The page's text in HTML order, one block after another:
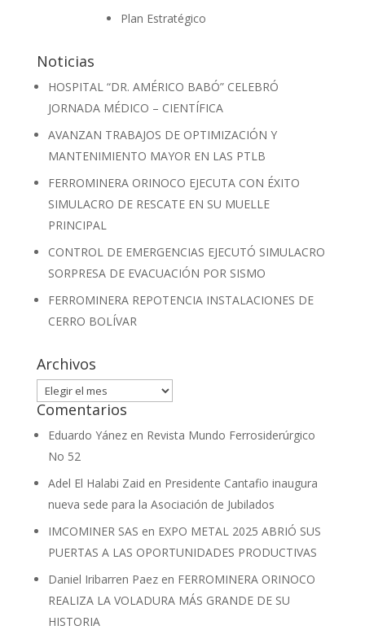
Plan Estratégico
Noticias
HOSPITAL “DR. AMÉRICO BABÓ” CELEBRÓ
JORNADA MÉDICO – CIENTÍFICA
AVANZAN TRABAJOS DE OPTIMIZACIÓN Y
MANTENIMIENTO MAYOR EN LAS PTLB
FERROMINERA ORINOCO EJECUTA CON ÉXITO
SIMULACRO DE RESCATE EN SU MUELLE
PRINCIPAL
CONTROL DE EMERGENCIAS EJECUTÓ SIMULACRO
SORPRESA DE EVACUACIÓN POR SISMO
FERROMINERA REPOTENCIA INSTALACIONES DE
CERRO BOLÍVAR
Archivos
Archivos
Comentarios
Eduardo Yánezen Revista Mundo Ferrosiderúrgico
No 52
Adel El Halabi Zaid en Presidente Cantafio inaugura
nueva sede para la Asociación de Jubilados
IMCOMINER SAS en EXPO METAL 2025 ABRIÓ SUS
PUERTAS A LAS OPORTUNIDADES PRODUCTIVAS
Daniel Iribarren Paezen FERROMINERA ORINOCO
REALIZA LA VOLADURA MÁS GRANDE DE SU
HISTORIA